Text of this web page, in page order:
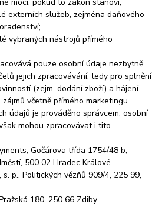
externích služeb, zejména daňového
vybraných nástrojů přímého
pouze osobní údaje nezbytně
jejich zpracovávání, tedy pro splnění
(zejm. dodání zboží) a hájení
včetně přímého marketingu.
údajů je prováděno správcem, osobní
mohou zpracovávat i tito
Gočárova třída 1754/48 b,
500 02 Hradec Králové
s. p., Politických vězňů 909/4, 225 99,
180, 250 66 Zdiby